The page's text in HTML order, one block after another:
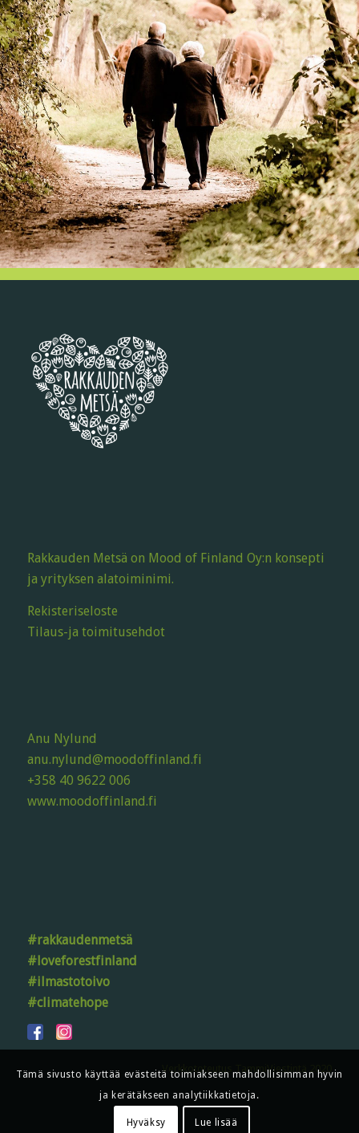
Rakkauden Metsä on Mood of Finland Oy:n konsepti
ja yrityksen alatoiminimi.
Rekisteriseloste
Tilaus-ja toimitusehdot
Anu Nylund
anu.nylund@moodoffinland.fi
+358 40 9622 006
www.moodoffinland.fi
#rakkaudenmetsä
#loveforestfinland
#ilmastotoivo
#climatehope
Verkkototeutus TammiViestintä 2020
Tämä sivusto käyttää evästeitä toimiakseen mahdollisimman hyvin
ja kerätäkseen analytiikkatietoja.
Hyväksy Lue lisää